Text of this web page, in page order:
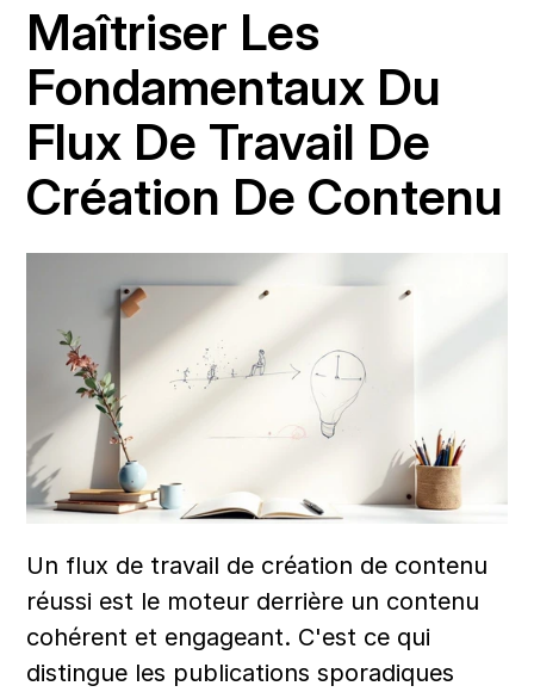
Maîtriser Les
Fondamentaux Du
Flux De Travail De
Création De Contenu
Un flux de travail de création de contenu
réussi est le moteur derrière un contenu
cohérent et engageant. C'est ce qui
distingue les publications sporadiques